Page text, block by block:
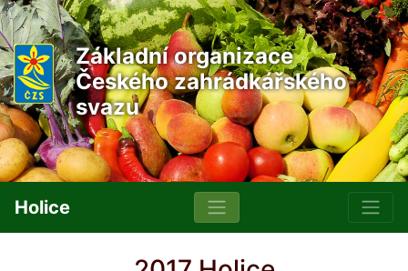
Základní organizace
Českého zahrádkářského
svazu
Holice